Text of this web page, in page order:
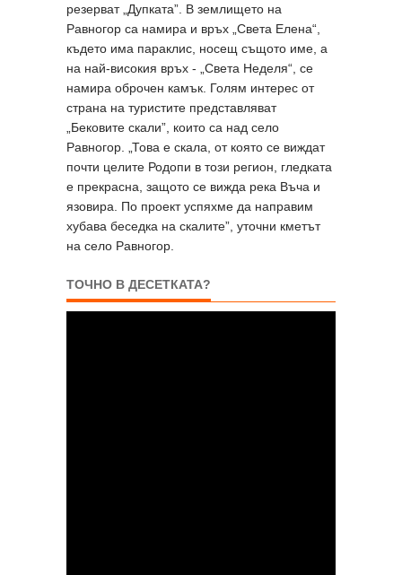
резерват „Дупката”. В землището на
Равногор са намира и връх „Света Елена“,
където има параклис, носещ същото име, а
на най-високия връх - „Света Неделя“, се
намира оброчен камък. Голям интерес от
страна на туристите представляват
„Бековите скали”, които са над село
Равногор. „Това е скала, от която се виждат
почти целите Родопи в този регион, гледката
е прекрасна, защото се вижда река Въча и
язовира. По проект успяхме да направим
хубава беседка на скалите”, уточни кметът
на село Равногор.
ТОЧНО В ДЕСЕТКАТА?